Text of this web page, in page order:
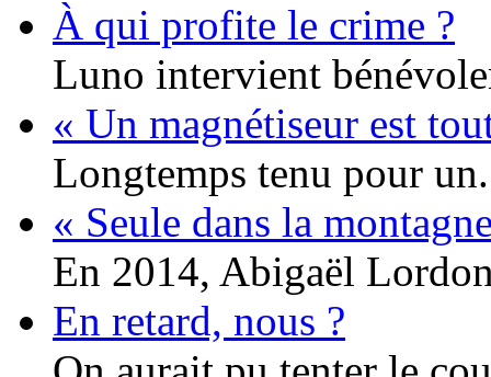
À qui profite le crime ?
Luno intervient
« Un magnétiseur est
Longtemps tenu pour
« Seule dans la
En 2014, Abigaël
En retard, nous ?